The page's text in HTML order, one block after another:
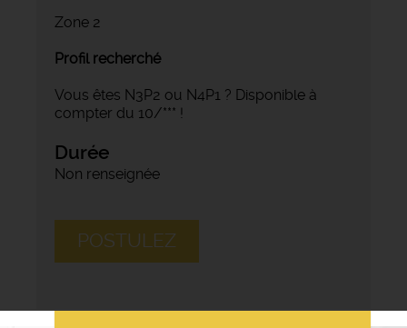
Zone 2
Profil recherché
Vous êtes N3P2 ou N4P1 ? Disponible à
compter du 10/*** !
Durée
Non renseignée
POSTULEZ